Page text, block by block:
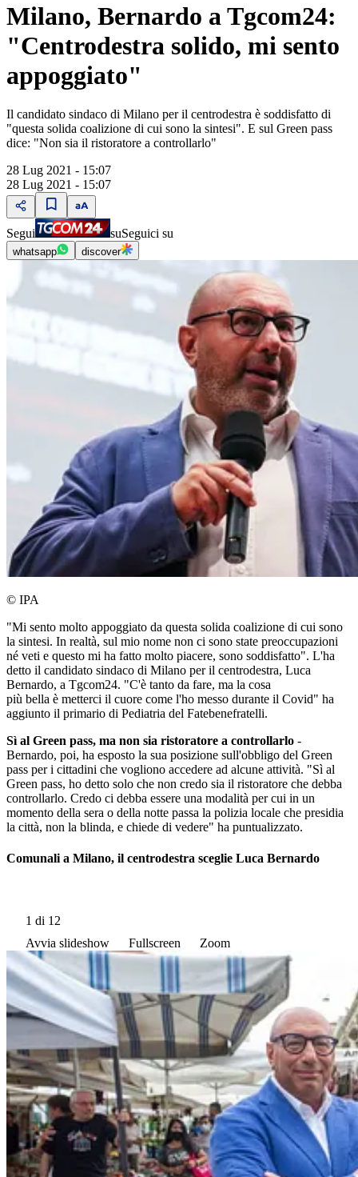
Milano, Bernardo a Tgcom24:
"Centrodestra solido, mi sento
appoggiato"
Il candidato sindaco di Milano per il centrodestra è soddisfatto di
"questa solida coalizione di cui sono la sintesi". E sul Green pass
dice: "Non sia il ristoratore a controllarlo"
28 Lug 2021 - 15:07
28 Lug 2021 - 15:07
Segui suSeguici su
whatsapp discover
© IPA
"Mi sento molto appoggiato da questa solida coalizione di cui sono
la sintesi. In realtà, sul mio nome non ci sono state preoccupazioni
né veti e questo mi ha fatto molto piacere, sono soddisfatto". L'ha
detto il candidato sindaco di Milano per il centrodestra, Luca
Bernardo, a Tgcom24. "C'è tanto da fare, ma la cosa
più bella è metterci il cuore come l'ho messo durante il Covid" ha
aggiunto il primario di Pediatria del Fatebenefratelli.
Sì al Green pass, ma non sia ristoratore a controllarlo -
Bernardo, poi, ha esposto la sua posizione sull'obbligo del Green
pass per i cittadini che vogliono accedere ad alcune attività. "Sì al
Green pass, ho detto solo che non credo sia il ristoratore che debba
controllarlo. Credo ci debba essere una modalità per cui in un
momento della sera o della notte passa la polizia locale che presidia
la città, non la blinda, e chiede di vedere" ha puntualizzato.
Comunali a Milano, il centrodestra sceglie Luca Bernardo
1 di 12
Avvia slideshow
Fullscreen Zoom